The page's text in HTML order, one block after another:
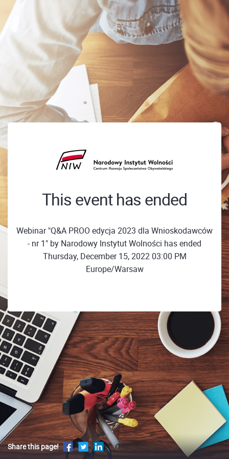
This event has ended
Webinar "Q&A PROO edycja 2023 dla Wnioskodawców
- nr 1" by Narodowy Instytut Wolności has ended
Thursday, December 15, 2022 03:00 PM
Europe/Warsaw
Share this page!